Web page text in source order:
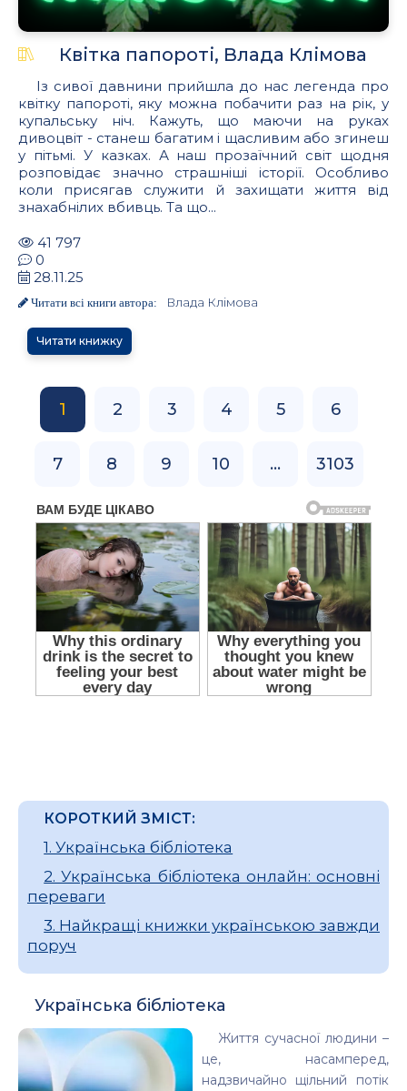
Квітка папороті, Влада Клімова
Із сивої давнини прийшла до нас легенда про
квітку папороті, яку можна побачити раз на рік, у
купальську ніч. Кажуть, що маючи на руках
дивоцвіт - станеш багатим і щасливим або згинеш
у пітьмі. У казках. А наш прозаїчний світ щодня
розповідає значно страшніші історії. Особливо
коли присягав служити й захищати життя від
знахабнілих вбивць. Та що...
41 797
0
28.11.25
Читати всі книги автора: Влада Клімова
Читати книжку
1 2 3 4 5 6
7 8 9 10 ... 3103
КОРОТКИЙ ЗМІСТ:
1. Українська бібліотека
2. Українська бібліотека онлайн: основні
переваги
3. Найкращі книжки українською завжди
поруч
Українська бібліотека
Життя сучасної людини –
це, насамперед,
надзвичайно щільний потік